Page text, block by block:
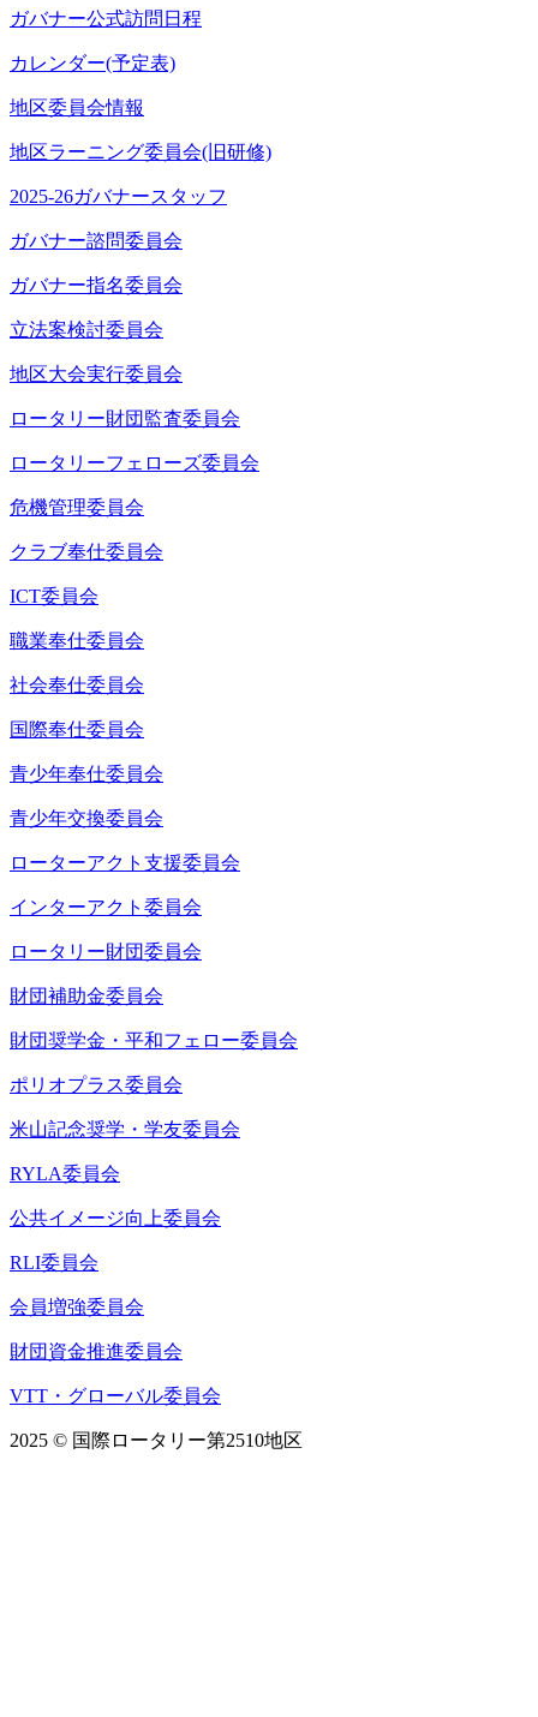
ガバナー公式訪問日程
カレンダー(予定表)
地区委員会情報
地区ラーニング委員会(旧研修)
2025-26ガバナースタッフ
ガバナー諮問委員会
ガバナー指名委員会
立法案検討委員会
地区大会実行委員会
ロータリー財団監査委員会
ロータリーフェローズ委員会
危機管理委員会
クラブ奉仕委員会
ICT委員会
職業奉仕委員会
社会奉仕委員会
国際奉仕委員会
青少年奉仕委員会
青少年交換委員会
ローターアクト支援委員会
インターアクト委員会
ロータリー財団委員会
財団補助金委員会
財団奨学金・平和フェロー委員会
ポリオプラス委員会
米山記念奨学・学友委員会
RYLA委員会
公共イメージ向上委員会
RLI委員会
会員増強委員会
財団資金推進委員会
VTT・グローバル委員会
2025 © 国際ロータリー第2510地区